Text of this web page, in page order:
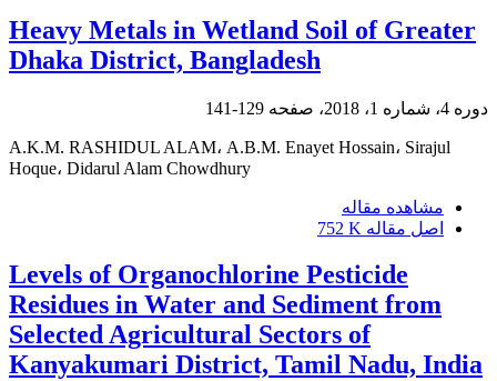
Heavy Metals in Wetland Soil of Greater
Dhaka District, Bangladesh
دوره 4، شماره 1، 2018، صفحه 129-141
A.K.M. RASHIDUL ALAM، A.B.M. Enayet Hossain، Sirajul
Hoque، Didarul Alam Chowdhury
مشاهده مقاله
اصل مقاله 752 K
Levels of Organochlorine Pesticide
Residues in Water and Sediment from
Selected Agricultural Sectors of
Kanyakumari District, Tamil Nadu, India